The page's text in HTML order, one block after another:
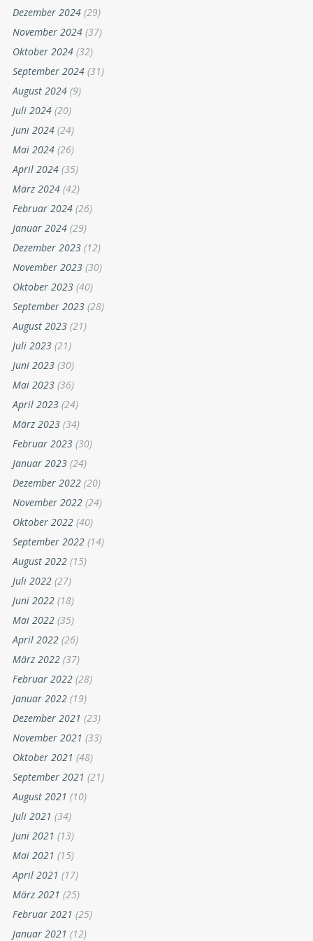
Dezember 2024 (29)
November 2024 (37)
Oktober 2024 (32)
September 2024 (31)
August 2024 (9)
Juli 2024 (20)
Juni 2024 (24)
Mai 2024 (26)
April 2024 (35)
März 2024 (42)
Februar 2024 (26)
Januar 2024 (29)
Dezember 2023 (12)
November 2023 (30)
Oktober 2023 (40)
September 2023 (28)
August 2023 (21)
Juli 2023 (21)
Juni 2023 (30)
Mai 2023 (36)
April 2023 (24)
März 2023 (34)
Februar 2023 (30)
Januar 2023 (24)
Dezember 2022 (20)
November 2022 (24)
Oktober 2022 (40)
September 2022 (14)
August 2022 (15)
Juli 2022 (27)
Juni 2022 (18)
Mai 2022 (35)
April 2022 (26)
März 2022 (37)
Februar 2022 (28)
Januar 2022 (19)
Dezember 2021 (23)
November 2021 (33)
Oktober 2021 (48)
September 2021 (21)
August 2021 (10)
Juli 2021 (34)
Juni 2021 (13)
Mai 2021 (15)
April 2021 (17)
März 2021 (25)
Februar 2021 (25)
Januar 2021 (12)